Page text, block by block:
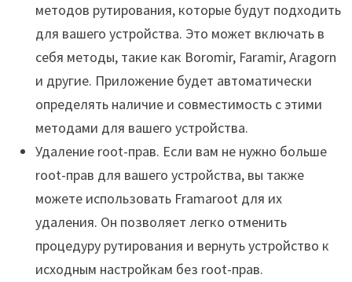
методов рутирования, которые будут подходить
для вашего устройства. Это может включать в
себя методы, такие как Boromir, Faramir, Aragorn
и другие. Приложение будет автоматически
определять наличие и совместимость с этими
методами для вашего устройства.
Удаление root-прав. Если вам не нужно больше
root-прав для вашего устройства, вы также
можете использовать Framaroot для их
удаления. Он позволяет легко отменить
процедуру рутирования и вернуть устройство к
исходным настройкам без root-прав.